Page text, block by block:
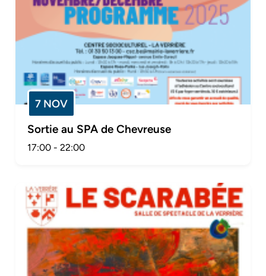
7 NOV
Sortie au SPA de Chevreuse
17:00 -22:00